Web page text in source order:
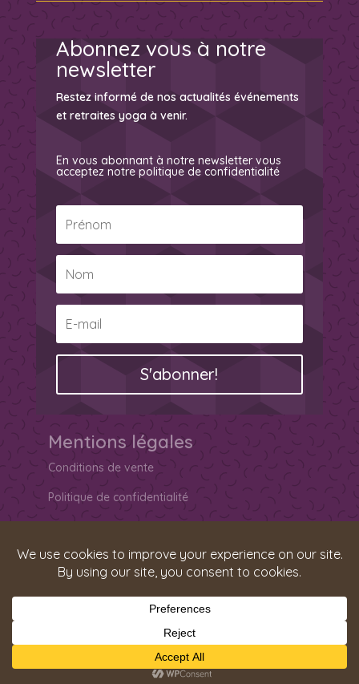
Abonnez vous à notre
newsletter
Restez informé de nos actualités événements
et retraites yoga à venir.
En vous abonnant à notre newsletter vous
acceptez notre politique de confidentialité
S'abonner!
Mentions légales
Conditions de vente
Politique de confidentialité
Qui sommes nous ?
Galerie